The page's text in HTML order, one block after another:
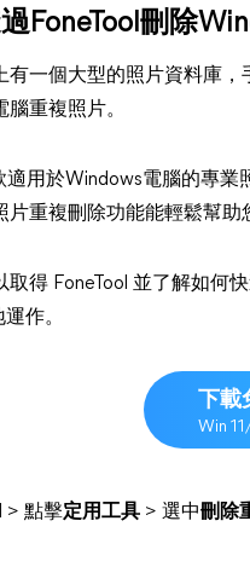
FoneTool刪除
有一個大型的照片資料庫
重複照片。
適用於Windows電腦的專業
片重複刪除功能能輕鬆幫助
取得 FoneTool 並了解如何
作。
下
Win
> 點擊定用工具 > 選中刪除